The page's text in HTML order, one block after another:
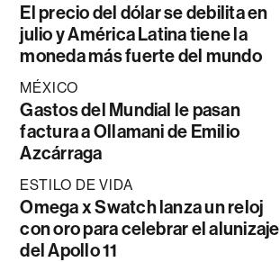
El precio del dólar se debilita en
julio y América Latina tiene la
moneda más fuerte del mundo
MÉXICO
Gastos del Mundial le pasan
factura a Ollamani de Emilio
Azcárraga
ESTILO DE VIDA
Omega x Swatch lanza un reloj
con oro para celebrar el alunizaje
del Apollo 11